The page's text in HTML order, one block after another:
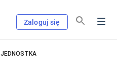
Zaloguj się
JEDNOSTKA